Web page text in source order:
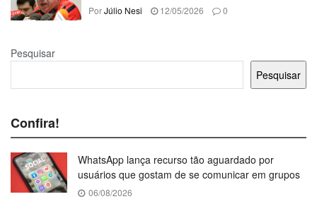
PorJúlio Nesi 12/05/2026 0
Pesquisar
Pesquisar
Confira!
WhatsApp lança recurso tão aguardado por
usuários que gostam de se comunicar em grupos
06/08/2026